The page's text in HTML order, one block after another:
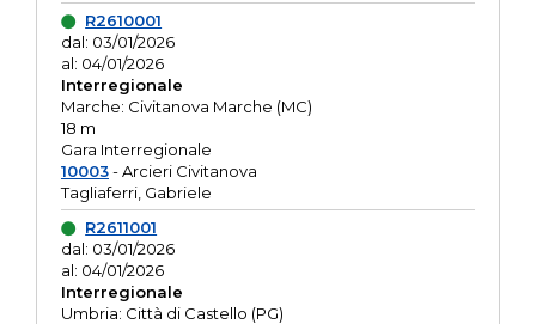
R2610001
dal: 03/01/2026
al: 04/01/2026
Interregionale
Marche: Civitanova Marche (MC)
18 m
Gara Interregionale
10003- Arcieri Civitanova
Tagliaferri, Gabriele
R2611001
dal: 03/01/2026
al: 04/01/2026
Interregionale
Umbria: Città di Castello (PG)